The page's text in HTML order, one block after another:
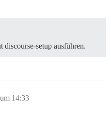
discourse-setup ausführen.
14:33